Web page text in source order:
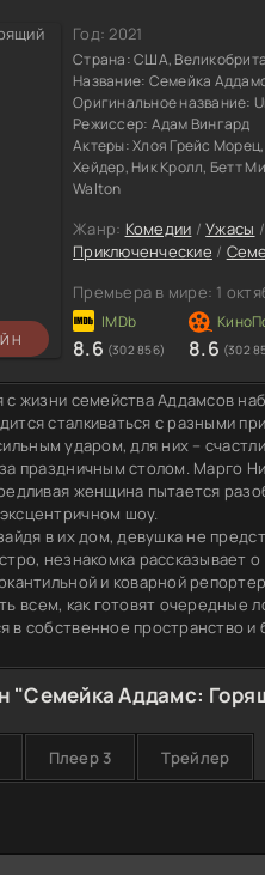
Год:2021
Страна:США,
Название: Семейка
Оригинальное название:
Режиссер: Адам Вингард
Актеры:Хлоя Грейс
Хейдер, Ник Кролл, Бетт
Walton
Жанр: Комедии /Ужасы
Приключенческие /
Премьера в мире: 1
8.6 (302 856) 8.6 (302
с жизни семейства Аддамсов
сталкиваться с разными
ударом, для них –
праздничным столом. Марго
женщина пытается
шоу.
в их дом, девушка не
незнакомка рассказывает
и коварной
всем, как готовят очередные
в собственное пространство
"Семейка Аддамс:
Плеер 3 Трейлер